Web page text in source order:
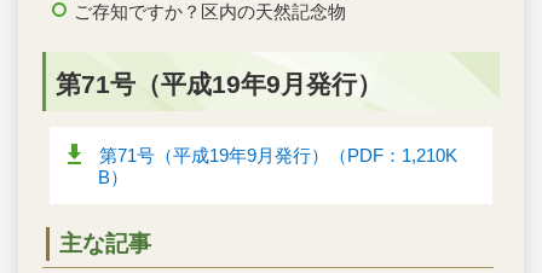
ご存知ですか？区内の天然記念物
第71号（平成19年9月発行）
第71号（平成19年9月発行）（PDF：1,210K
B）
主な記事